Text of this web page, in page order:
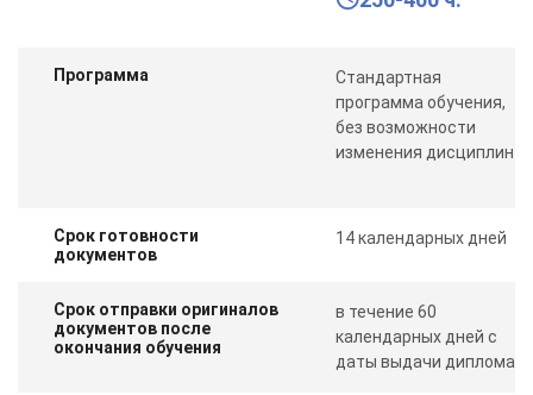
Программа
Стандартная
программа обучения,
без возможности
изменения дисциплин
Срок готовности
документов
14 календарных дней
Срок отправки оригиналов
документов после
окончания обучения
в течение 60
календарных дней с
даты выдачи диплома